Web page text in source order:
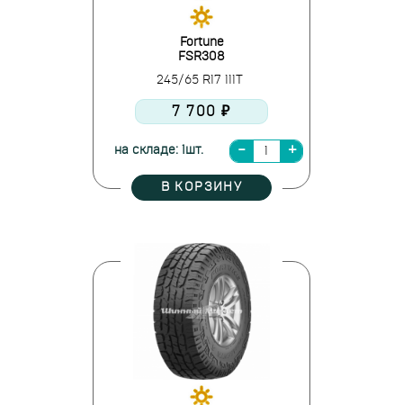
Fortune
FSR308
245/65 R17 111T
7 700 ₽
на складе: 1шт.
В КОРЗИНУ